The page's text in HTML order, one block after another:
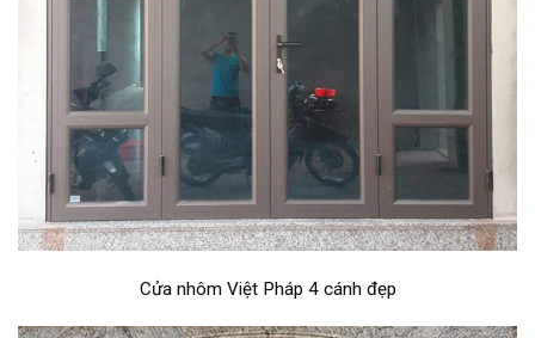
Cửa nhôm Việt Pháp 4 cánh đẹp